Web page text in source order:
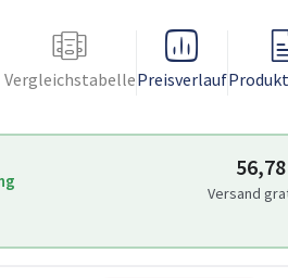
VergleichstabellePreisverlauf
Versand